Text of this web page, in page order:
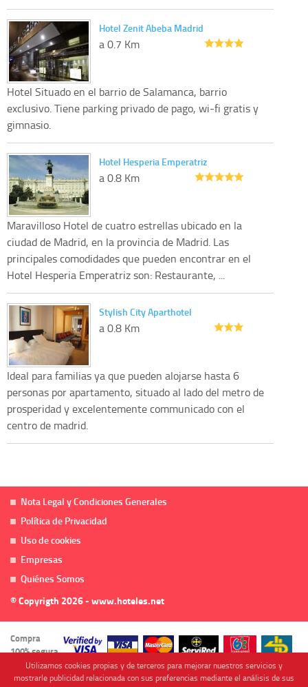
Hotel Zenit Abeba Madrid
a 0.7 Km
Hotel Situado en el barrio de Salamanca, barrio
exclusivo. Tiene parking privado de pago, wi-fi gratis y
gimnasio.
Hotel Hesperia Emperatriz
a 0.8 Km
Maravilloso Hotel de cuatro estrellas ubicado en la
ciudad de Madrid, en la provincia de Madrid. Las
principales comodidades que pueden encontrar en el
Hotel Hesperia Emperatriz son: Restaurante, ...
Stylish City Aparthotel
a 0.8 Km
Ideal para familias ya que pueden alojarse hasta 6
personas por apartamento, situado al lado del metro de
prosperidad y excelentemente communicado con el
centro de madrid.
Nota Legal y Condiciones Generales
Política de Privacidad
Uso de cookies
Empresas
Quiénes Somos
© Copyrigth 2026 - www.hoteles.net
Compra
100% segura
Utilizamos cookies propias y de terceros para mejorar nuestros servicios y
mostrarle publicidad relacionada con sus preferencias mediante el análisis de sus